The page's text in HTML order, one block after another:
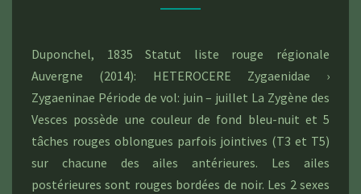
ROMEO)
Duponchel, 1835 Statut liste rouge régionale
Auvergne (2014): HETEROCERE Zygaenidae ›
Zygaeninae Période de vol: juin – juillet La Zygène des
Vesces possède une couleur de fond bleu-nuit et 5
tâches rouges oblongues parfois jointives (T3 et T5)
sur chacune des ailes antérieures. Les ailes
postérieures sont rouges bordées de noir. Les 2 sexes